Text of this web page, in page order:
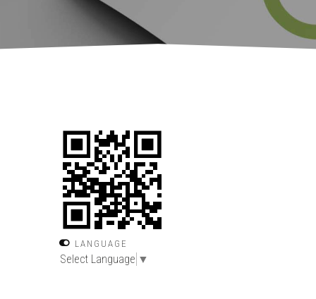
LANGUAGE
Select Language ▼